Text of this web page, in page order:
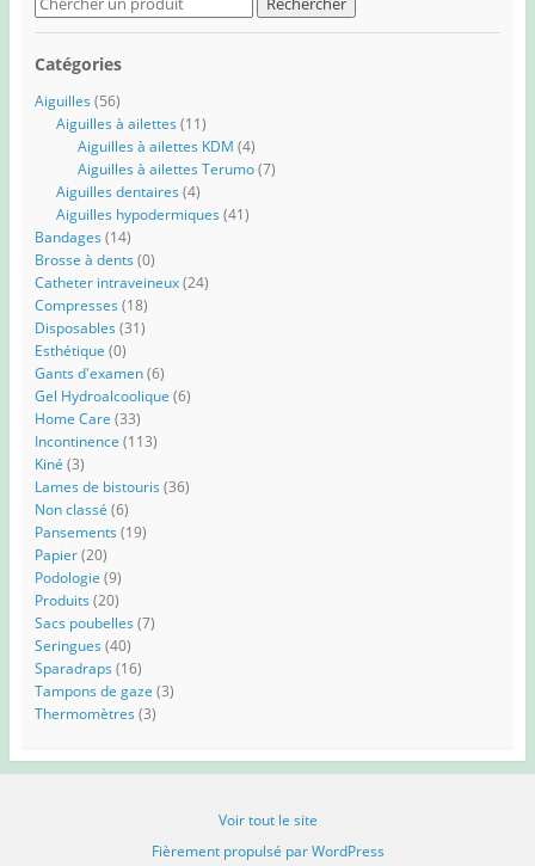
for:
Catégories
Aiguilles (56)
Aiguilles à ailettes (11)
Aiguilles à ailettes KDM (4)
Aiguilles à ailettes Terumo (7)
Aiguilles dentaires (4)
Aiguilles hypodermiques (41)
Bandages (14)
Brosse à dents (0)
Catheter intraveineux (24)
Compresses (18)
Disposables (31)
Esthétique (0)
Gants d'examen (6)
Gel Hydroalcoolique (6)
Home Care (33)
Incontinence (113)
Kiné (3)
Lames de bistouris (36)
Non classé (6)
Pansements (19)
Papier (20)
Podologie (9)
Produits (20)
Sacs poubelles (7)
Seringues (40)
Sparadraps (16)
Tampons de gaze (3)
Thermomètres (3)
Voir tout le site
Fièrement propulsé par WordPress